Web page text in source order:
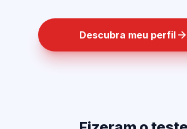
Descubra meu perfil